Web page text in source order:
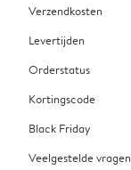
Verzendkosten
Levertijden
Orderstatus
Kortingscode
Black Friday
Veelgestelde vragen